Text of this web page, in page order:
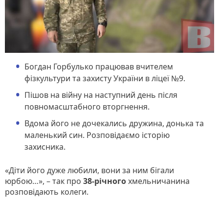
Богдан Горбулько працював вчителем
фізкультури та захисту України в ліцеї №9.
Пішов на війну на наступний день після
повномасштабного вторгнення.
Вдома його не дочекались дружина, донька та
маленький син. Розповідаємо історію
захисника.
«Діти його дуже любили, вони за ним бігали
юрбою…», – так про 38-річногохмельничанина
розповідають колеги.